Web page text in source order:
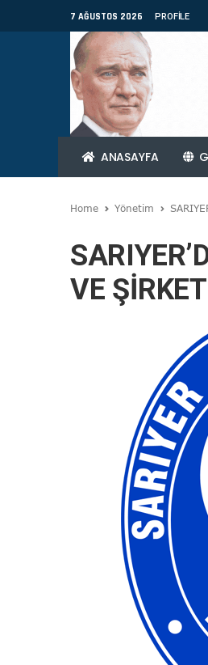
7 AĞUSTOS 2026 PROFILE
ANASAYFA
Home Yönetim
VE